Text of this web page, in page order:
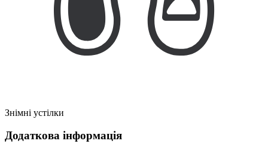
Знімні устілки
Додаткова інформація